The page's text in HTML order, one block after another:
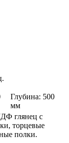
Глубина: 500
мм
глянец с
торцевые
полки.